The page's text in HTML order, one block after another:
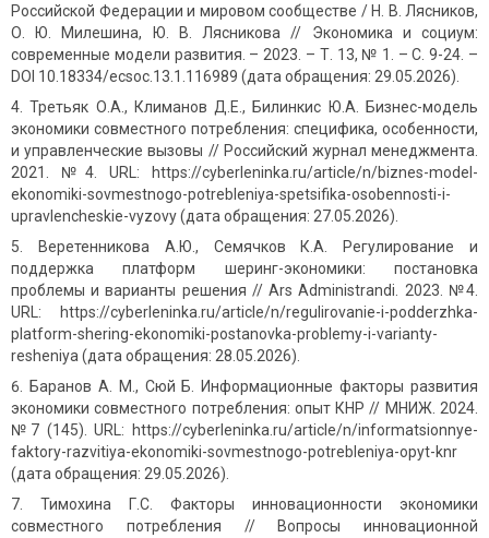
Российской Федерации и мировом сообществе / Н. В. Лясников,
О. Ю. Милешина, Ю. В. Лясникова // Экономика и социум:
современные модели развития. – 2023. – Т. 13, № 1. – С. 9-24. –
DOI 10.18334/ecsoc.13.1.116989 (дата обращения: 29.05.2026).
Третьяк О.А., Климанов Д.Е., Билинкис Ю.А. Бизнес-модель
экономики совместного потребления: специфика, особенности,
и управленческие вызовы // Российский журнал менеджмента.
2021. №4. URL: https://cyberleninka.ru/article/n/biznes-model-
ekonomiki-sovmestnogo-potrebleniya-spetsifika-osobennosti-i-
upravlencheskie-vyzovy (дата обращения: 27.05.2026).
Веретенникова А.Ю., Семячков К.А. Регулирование и
поддержка платформ шеринг-экономики: постановка
проблемы и варианты решения // Ars Administrandi. 2023. №4.
URL: https://cyberleninka.ru/article/n/regulirovanie-i-podderzhka-
platform-shering-ekonomiki-postanovka-problemy-i-varianty-
resheniya (дата обращения: 28.05.2026).
Баранов А. М., Сюй Б. Информационные факторы развития
экономики совместного потребления: опыт КНР // МНИЖ. 2024.
№7 (145). URL: https://cyberleninka.ru/article/n/informatsionnye-
faktory-razvitiya-ekonomiki-sovmestnogo-potrebleniya-opyt-knr
(дата обращения: 29.05.2026).
Тимохина Г.С. Факторы инновационности экономики
совместного потребления // Вопросы инновационной